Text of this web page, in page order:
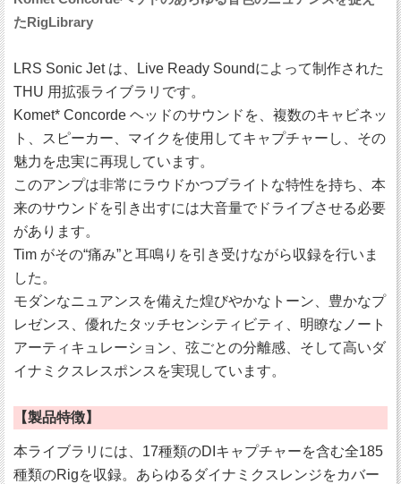
たRigLibrary
LRS Sonic Jet は、Live Ready Soundによって制作された
THU 用拡張ライブラリです。
Komet* Concorde ヘッドのサウンドを、複数のキャビネッ
ト、スピーカー、マイクを使用してキャプチャーし、その
魅力を忠実に再現しています。
このアンプは非常にラウドかつブライトな特性を持ち、本
来のサウンドを引き出すには大音量でドライブさせる必要
があります。
Tim がその“痛み”と耳鳴りを引き受けながら収録を行いま
した。
モダンなニュアンスを備えた煌びやかなトーン、豊かなプ
レゼンス、優れたタッチセンシティビティ、明瞭なノート
アーティキュレーション、弦ごとの分離感、そして高いダ
イナミクスレスポンスを実現しています。
【製品特徴】
本ライブラリには、17種類のDIキャプチャーを含む全185
種類のRigを収録。あらゆるダイナミクスレンジをカバー